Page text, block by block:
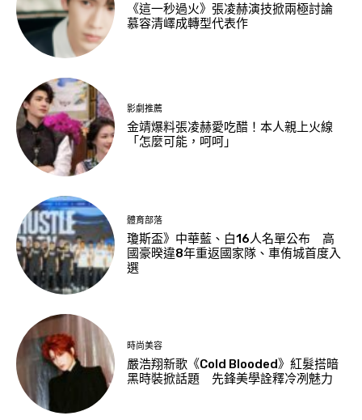
《這一秒過火》張凌赫演技掀兩極討論
慕容清嶧成轉型代表作
影劇推薦
金靖爆料張凌赫愛吃醋！本人親上火線
「怎麼可能，呵呵」
體育部落
瓊斯盃》中華藍、白16人名單公布 高
國豪暌違8年重返國家隊、車侑城首度入
選
時尚美容
嚴浩翔新歌《Cold Blooded》紅髮搭暗
黑時裝掀話題 先鋒美學詮釋冷冽魅力